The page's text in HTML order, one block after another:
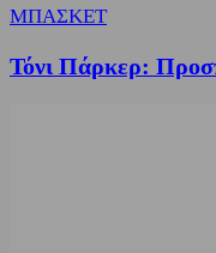
ΜΠΑΣΚΕΤ
Τόνι Πάρκερ: